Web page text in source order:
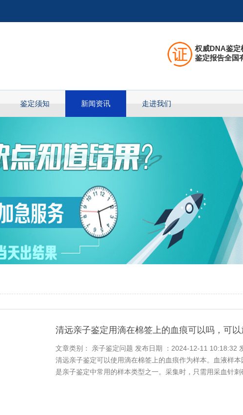
权威DNA鉴定
鉴定报告全国
鉴定须知 新闻资讯 走进我们
清远亲子鉴定用滴在棉签上的血痕可以吗，可以
文章类别： 亲子鉴定问题 发布日期 ：2024-12-11 10:18:32
清远亲子鉴定可以使用滴在棉签上的血痕作为样本。血液样本
是亲子鉴定中常用的样本类型之一。采集时，只需用采血针刺